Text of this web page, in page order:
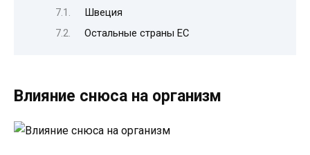
Швеция
Остальные страны ЕС
Влияние снюса на организм